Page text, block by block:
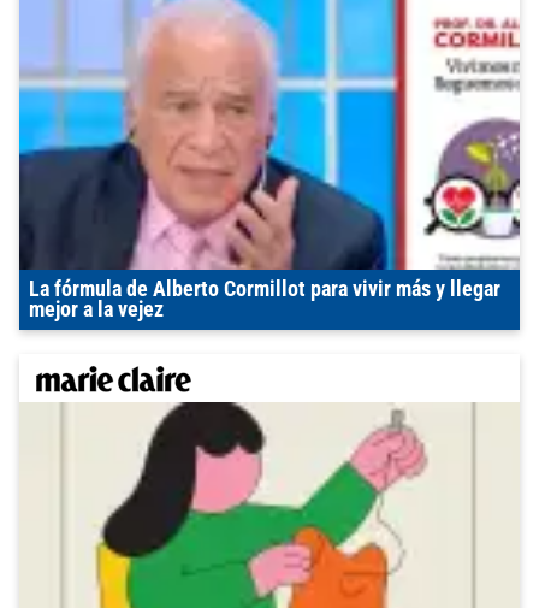
La fórmula de Alberto Cormillot para vivir más y llegar
mejor a la vejez